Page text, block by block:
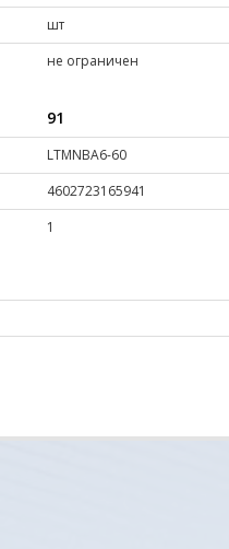
шт
не ограничен
91
LTMNBA6-60
4602723165941
1